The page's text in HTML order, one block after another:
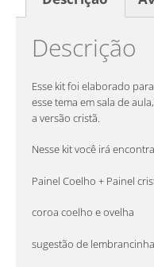
Descrição
Esse kit foi elaborado
esse tema em sala de
a versão cristã.
Nesse kit você irá
Painel Coelho + Painel
coroa coelho e ovelha
sugestão de lembrancinha